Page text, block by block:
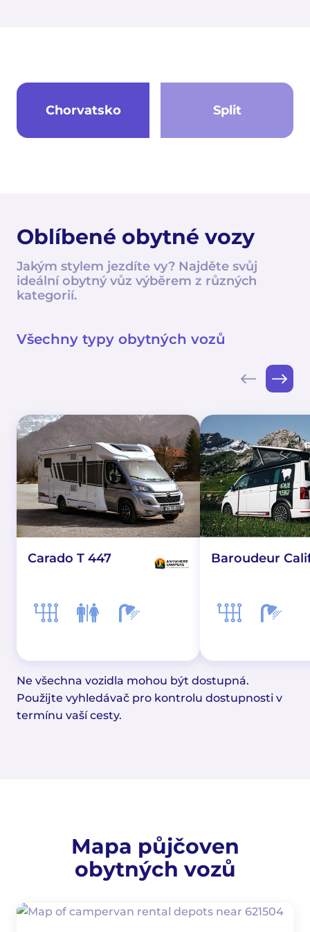
Chorvatsko Split
Oblíbené obytné vozy
Jakým stylem jezdíte vy? Najděte svůj
ideální obytný vůz výběrem z různých
kategorií.
Všechny typy obytných vozů
Carado T 447 Baroudeur
Ne všechna vozidla mohou být dostupná.
Použijte vyhledávač pro kontrolu dostupnosti v
termínu vaší cesty.
Mapa půjčoven
obytných vozů